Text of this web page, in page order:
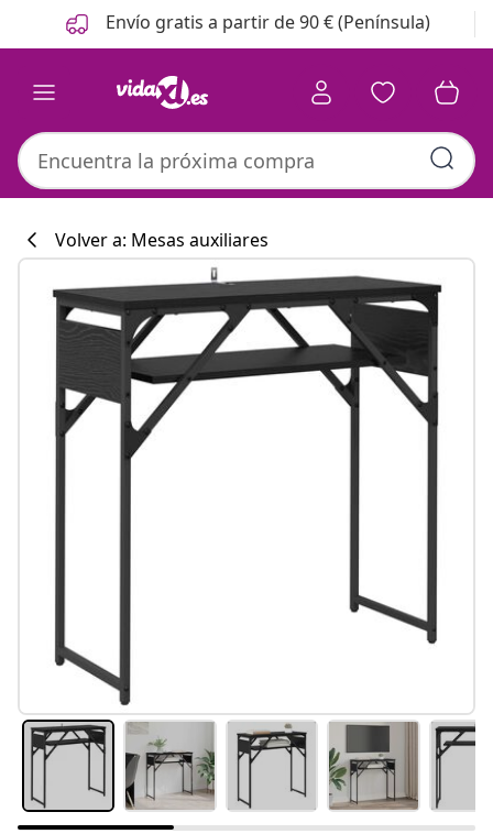
Anterior
Siguiente Envío gratis a partir de 90 € (Península)
#sharemevidaxl
Colección de
Volver a: Mesas auxiliares